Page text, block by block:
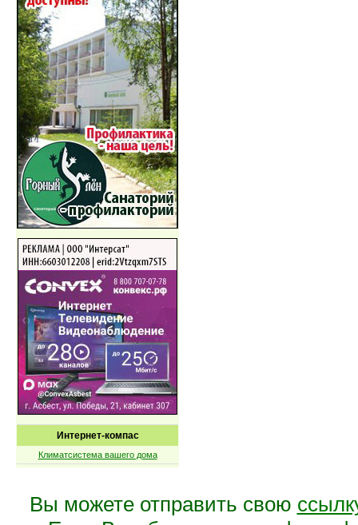
Интернет-компас
Климатсистема вашего дома
Вы можете отправить свою